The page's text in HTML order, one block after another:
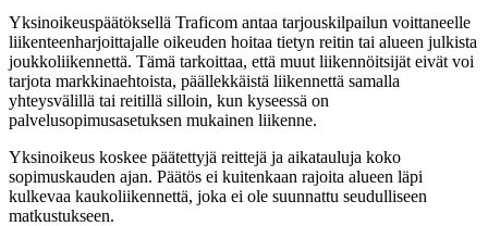
Yksinoikeuspäätöksellä Traficom antaa tarjouskilpailun voittaneelle
liikenteenharjoittajalle oikeuden hoitaa tietyn reitin tai alueen julkista
joukkoliikennettä. Tämä tarkoittaa, että muut liikennöitsijät eivät voi
tarjota markkinaehtoista, päällekkäistä liikennettä samalla
yhteysvälillä tai reitillä silloin, kun kyseessä on
palvelusopimusasetuksen mukainen liikenne.
Yksinoikeus koskee päätettyjä reittejä ja aikatauluja koko
sopimuskauden ajan. Päätös ei kuitenkaan rajoita alueen läpi
kulkevaa kaukoliikennettä, joka ei ole suunnattu seudulliseen
matkustukseen.